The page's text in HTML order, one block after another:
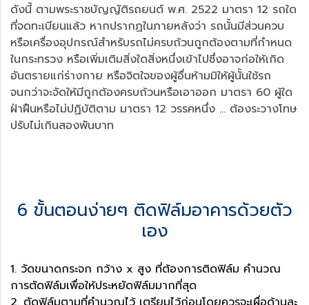
ดังนี้ ตามพระราชบัญญัติรถยนต์ พ.ศ. 2522 มาตรา 12 รถใด
ที่จดทะเบียนแล้ว หากปรากฏในภายหลังว่า รถนั้นมีส่วนควบ
หรือเครื่องอุปกรณ์สำหรับรถไม่ครบถ้วนถูกต้องตามที่กำหนด
ในกระทรวง หรือเพิ่มเติมสิ่งใดสิ่งหนึ่งเข้าไปซึ่งอาจก่อให้เกิด
อันตรายแก่ร่างกาย หรือจิตใจของผู้อื่นห้ามมิให้ผู้นั้นใช้รถ
จนกว่าจะจัดให้มีถูกต้องครบถ้วนหรือเอาออก มาตรา 60 ผู้ใด
ฝ่าฝืนหรือไม่ปฏิบัติตาม มาตรา 12 วรรคหนึ่ง ... ต้องระวางโทษ
ปรับไม่เกินสองพันบาท
6 ขั้นตอนง่ายๆ ติดฟิล์มอาคารด้วยตัว
เอง
1. วัดขนาดกระจก กว้าง x สูง ที่ต้องการติดฟิล์ม คำนวณ
การตัดฟิล์มเพื่อให้ประหยัดฟิล์มมากที่สุด